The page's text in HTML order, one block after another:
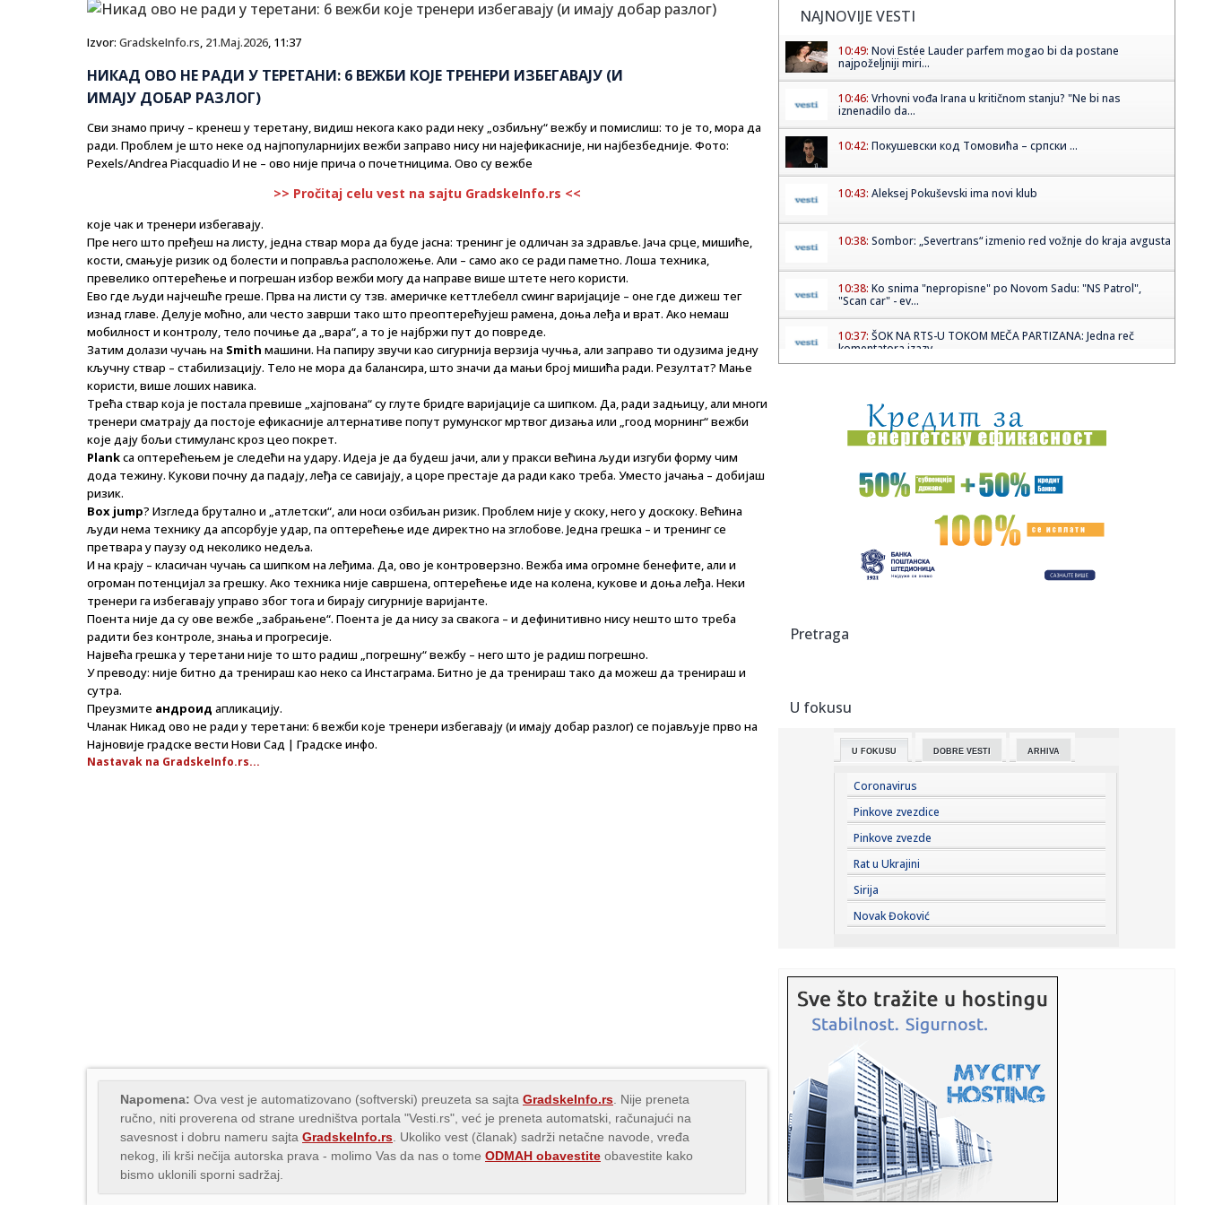
Izvor: GradskeInfo.rs, 21.Maj.2026, 11:37
НИКАД ОВО НЕ РАДИ У ТЕРЕТАНИ: 6 ВЕЖБИ КОЈЕ ТРЕНЕРИ ИЗБЕГАВАЈУ (И
ИМАЈУ ДОБАР РАЗЛОГ)
Сви знамо причу – кренеш у теретану, видиш некога како ради неку „озбиљну“ вежбу и помислиш: то је то, мора да
ради. Проблем је што неке од најпопуларнијих вежби заправо нису ни најефикасније, ни најбезбедније. Фото:
Pexels/Andrea Piacquadio И не – ово није прича о почетницима. Ово су вежбе
>> Pročitaj celu vest na sajtu GradskeInfo.rs <<
које чак и тренери избегавају.
Пре него што пређеш на листу, једна ствар мора да буде јасна: тренинг је одличан за здравље. Јача срце, мишиће,
кости, смањује ризик од болести и поправља расположење. Али – само ако се ради паметно. Лоша техника,
превелико оптерећење и погрешан избор вежби могу да направе више штете него користи.
Ево где људи најчешће греше. Прва на листи су тзв. америчке кеттлебелл сwинг варијације – оне где дижеш тег
изнад главе. Делује моћно, али често заврши тако што преоптерећујеш рамена, доња леђа и врат. Ако немаш
мобилност и контролу, тело почиње да „вара“, а то је најбржи пут до повреде.
Затим долази чучањ на Smith машини. На папиру звучи као сигурнија верзија чучња, али заправо ти одузима једну
кључну ствар – стабилизацију. Тело не мора да балансира, што значи да мањи број мишића ради. Резултат? Мање
користи, више лоших навика.
Трећа ствар која је постала превише „хајпована“ су глуте бридге варијације са шипком. Да, ради задњицу, али многи
тренери сматрају да постоје ефикасније алтернативе попут румунског мртвог дизања или „гоод морнинг“ вежби
које дају бољи стимуланс кроз цео покрет.
Plankса оптерећењем је следећи на удару. Идеја је да будеш јачи, али у пракси већина људи изгуби форму чим
дода тежину. Кукови почну да падају, леђа се савијају, а цоре престаје да ради како треба. Уместо јачања – добијаш
ризик.
Box jump? Изгледа брутално и „атлетски“, али носи озбиљан ризик. Проблем није у скоку, него у доскоку. Већина
људи нема технику да апсорбује удар, па оптерећење иде директно на зглобове. Једна грешка – и тренинг се
претвара у паузу од неколико недеља.
И на крају – класичан чучањ са шипком на леђима. Да, ово је контроверзно. Вежба има огромне бенефите, али и
огроман потенцијал за грешку. Ако техника није савршена, оптерећење иде на колена, кукове и доња леђа. Неки
тренери га избегавају управо због тога и бирају сигурније варијанте.
Поента није да су ове вежбе „забрањене“. Поента је да нису за свакога – и дефинитивно нису нешто што треба
радити без контроле, знања и прогресије.
Највећа грешка у теретани није то што радиш „погрешну“ вежбу – него што је радиш погрешно.
У преводу: није битно да тренираш као неко са Инстаграма. Битно је да тренираш тако да можеш да тренираш и
сутра.
Преузмите андроид апликацију.
Чланак Никад ово не ради у теретани: 6 вежби које тренери избегавају (и имају добар разлог) се појављује прво на
Најновије градске вести Нови Сад | Градске инфо.
Nastavak na GradskeInfo.rs...
Napomena: Ova vest je automatizovano (softverski) preuzeta sa sajta GradskeInfo.rs . Nije preneta
ručno, niti proverena od strane uredništva portala "Vesti.rs", već je preneta automatski, računajući na
savesnost i dobru nameru sajta GradskeInfo.rs . Ukoliko vest (članak) sadrži netačne navode, vređa
nekog, ili krši nečija autorska prava - molimo Vas da nas o tome ODMAH obavestite obavestite kako
bismo uklonili sporni sadržaj.
NAJNOVIJE VESTI
10:49: Novi Estée Lauder parfem mogao bi da postane
najpoželjniji miri...
10:46: Vrhovni vođa Irana u kritičnom stanju? "Ne bi nas
iznenadilo da...
10:42: Покушевски код Томовића – српски ...
10:43: Aleksej Pokuševski ima novi klub
10:38: Sombor: „Severtrans“ izmenio red vožnje do kraja avgusta
10:38: Ko snima "nepropisne" po Novom Sadu: "NS Patrol",
"Scan car" - ev...
10:37: ŠOK NA RTS-U TOKOM MEČA PARTIZANA: Jedna reč
komentatora izazv...
10:36:Vlahović nije nervozan – tvrde Italijani
10:31:Део Сремских Карловаца данас без ...
Potvrđeno: Stiže novi Audi Q8, poznati i prvi detalji
10:33:U Nemačkoj cene nekretnina stagniraju od početka
10:30:
10:30:
Midalidare 2026 – Rock in the Wine Valley: Dan Treći:
10:26:Braun zamera Tejtumu? "Mogao je da stane uz mene"
10:26:Bez vode delovi Avijatičarskog naselja i Sremskih
Karlovaca
10:20:Обезбедите карте на време и сви на ...
10:17: Leskovac: Crkveni ansambl Branko na pokloničkom
putovanju stop...
10:16:
"Poboljša...
10:14:VUKOTIĆ OTKRIO ŠTA JE ILIĆ PROMENIO: Nova uloga
donela Partiza...
10:13:Novi udar za Luku Dončić: Bivša verenica traži bogatstvo
na s...
10:13:"Primećujemo greške, ali verujemo da nije bilo loše
Pretraga
U fokusu
U FOKUSU DOBRE VESTI ARHIVA
Coronavirus
Pinkove zvezdice
Pinkove zvezde
Rat u Ukrajini
Sirija
Novak Đoković